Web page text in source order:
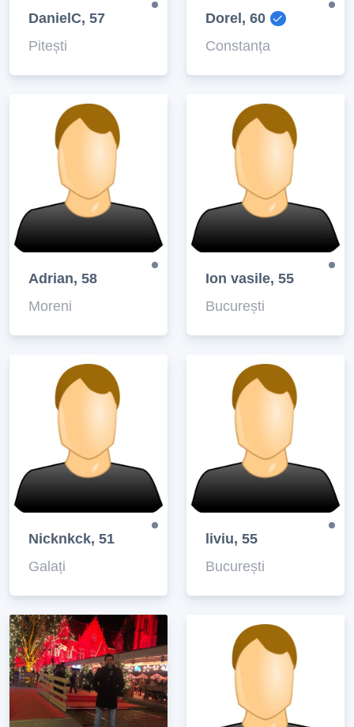
DanielC, 57
Pitești
Dorel, 60
Constanța
Adrian, 58
Moreni
Ion vasile, 55
București
Nicknkck, 51
Galați
liviu, 55
București